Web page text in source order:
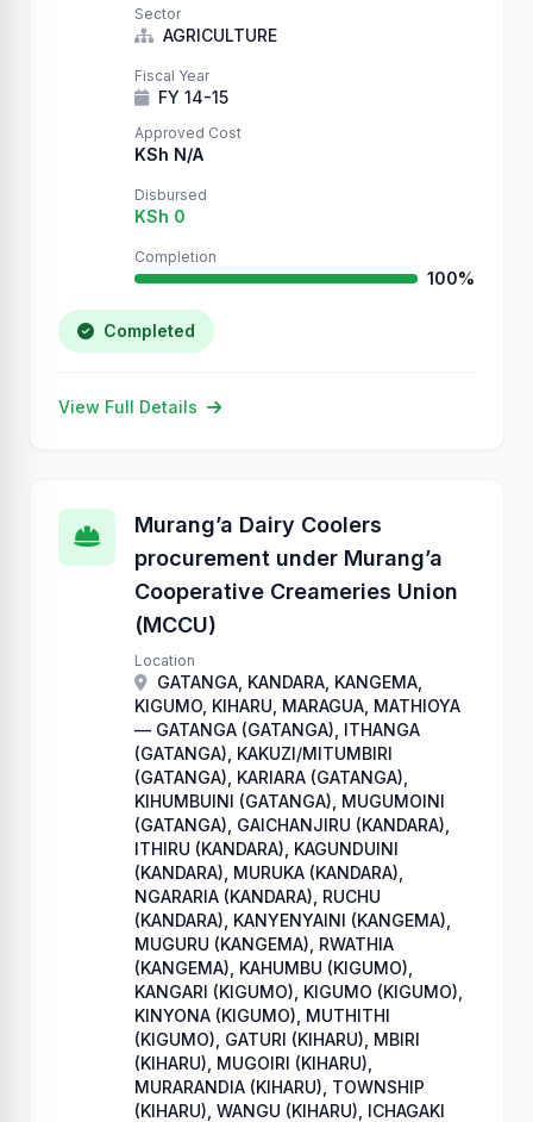
Sector
AGRICULTURE
Fiscal Year
FY 14-15
Approved Cost
KSh N/A
Disbursed
KSh 0
Completion
100%
Completed
View Full Details
Murang’a Dairy Coolers
procurement under Murang’a
Cooperative Creameries Union
(MCCU)
Location
GATANGA, KANDARA, KANGEMA,
KIGUMO, KIHARU, MARAGUA, MATHIOYA
— GATANGA (GATANGA), ITHANGA
(GATANGA), KAKUZI/MITUMBIRI
(GATANGA), KARIARA (GATANGA),
KIHUMBUINI (GATANGA), MUGUMOINI
(GATANGA), GAICHANJIRU (KANDARA),
ITHIRU (KANDARA), KAGUNDUINI
(KANDARA), MURUKA (KANDARA),
NGARARIA (KANDARA), RUCHU
(KANDARA), KANYENYAINI (KANGEMA),
MUGURU (KANGEMA), RWATHIA
(KANGEMA), KAHUMBU (KIGUMO),
KANGARI (KIGUMO), KIGUMO (KIGUMO),
KINYONA (KIGUMO), MUTHITHI
(KIGUMO), GATURI (KIHARU), MBIRI
(KIHARU), MUGOIRI (KIHARU),
MURARANDIA (KIHARU), TOWNSHIP
(KIHARU), WANGU (KIHARU), ICHAGAKI